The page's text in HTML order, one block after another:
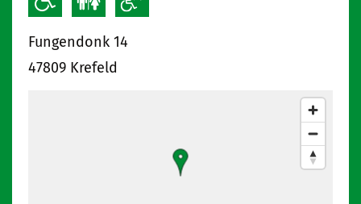
Fungendonk 14
47809 Krefeld